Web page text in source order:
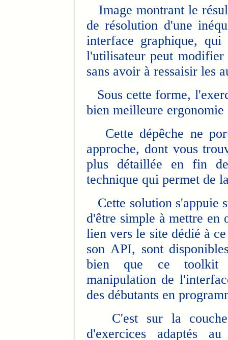
Image montrant le
de résolution d'une
interface graphique,
l'utilisateur peut modifier
sans avoir à ressaisir les
Sous cette forme,
bien meilleure ergonomie
Cette dépêche ne
approche, dont vous
plus détaillée en fin
technique qui permet de
Cette solution s'appuie
d'être simple à mettre
lien vers le site dédié à
son API, sont
bien que ce toolkit
manipulation de
des débutants en
C'est sur la couche
d'exercices adaptés